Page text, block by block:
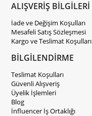
ALIŞVERİŞ BİLGİLERİ
İade ve Değişim Koşulları
Mesafeli Satış Sözleşmesi
Kargo ve Teslimat Koşulları
BİLGİLENDİRME
Teslimat Koşulları
Güvenli Alışveriş
Üyelik İşlemleri
Blog
İnfluencer İş Ortaklığı